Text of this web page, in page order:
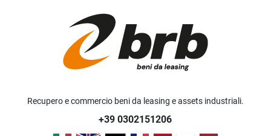
Recupero e commercio beni da leasing e assets industriali.
+39 0302151206